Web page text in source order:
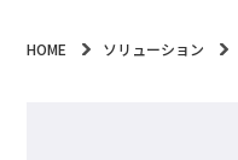
HOME ソリューション